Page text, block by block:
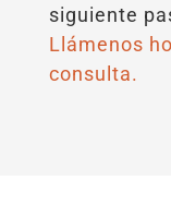
siguiente
Llámenos
consulta.